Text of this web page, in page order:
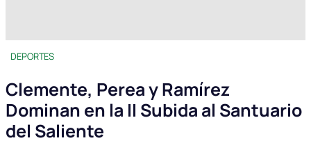
DEPORTES
Clemente, Perea y Ramírez
Dominan en la II Subida al Santuario
del Saliente